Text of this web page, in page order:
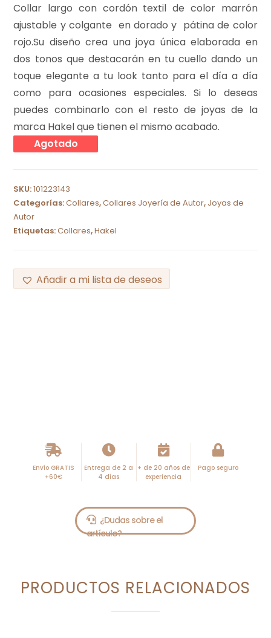
Collar largo con cordón textil de color marrón
ajustable y colgante en dorado y pátina de color
rojo.Su diseño crea una joya única elaborada en
dos tonos que destacarán en tu cuello dando un
toque elegante a tu look tanto para el día a día
como para ocasiones especiales. Si lo deseas
puedes combinarlo con el resto de joyas de la
marca Hakel que tienen el mismo acabado.
Agotado
SKU:101223143
Categorías:Collares,Collares Joyería de Autor, Joyas de
Autor
Etiquetas:Collares,Hakel
Añadir a mi lista de deseos
Envío GRATIS
+60€
Entrega de 2 a
4 días
+ de 20 años de
experiencia
Pago seguro
PRODUCTOS RELACIONADOS